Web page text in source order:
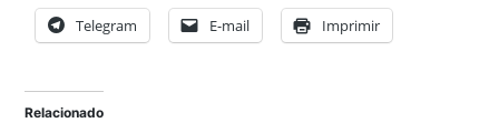
Telegram E-mail Imprimir
Relacionado